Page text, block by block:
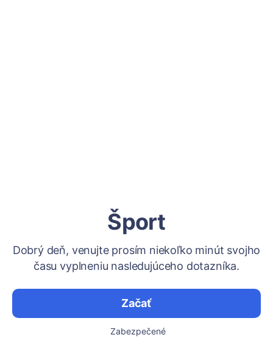
Šport
Dobrý deň, venujte prosím niekoľko minút svojho
času vyplneniu nasledujúceho dotazníka.
Začať
Zabezpečené